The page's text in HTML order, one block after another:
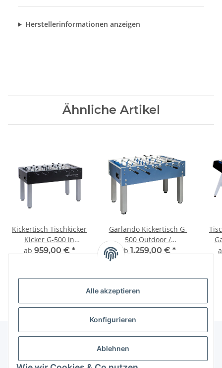
Alle akzeptieren
Konfigurieren
Ablehnen
Herstellerinformationen anzeigen
Ähnliche Artikel
Kickertisch Tischkicker
Kicker G-500 in
verschiedenen
ab 959,00 € *
Garlando Kickertisch G-
500 Outdoor /
Weatherproof
ab 1.259,00 € *
Informationen